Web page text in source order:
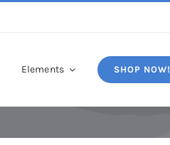
Elements SHOP NOW!